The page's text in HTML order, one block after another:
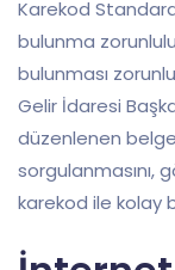
Karekod
bulunma
bulunması
Gelir İdaresi
düzenlenen
sorgulanmasını,
karekod ile kolay